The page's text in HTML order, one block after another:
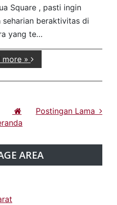
Square , pasti ingin
seharian beraktivitas di
yang te…
more »
Postingan Lama
AREA